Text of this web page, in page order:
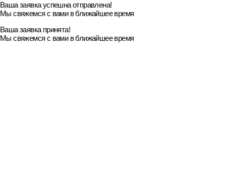
Ваша заявка успешна отправлена!
Мы свяжемся с вами в ближайшее время
Ваша заявка принята!
Мы свяжемся с вами в ближайшее время